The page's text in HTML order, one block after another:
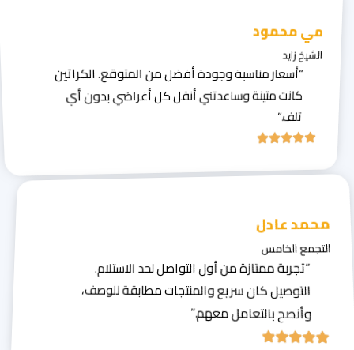
مي محمود
الشيخ زايد
“أسعار مناسبة وجودة أفضل من المتوقع. الكراتين
كانت متينة وساعدتني أنقل كل أغراضي بدون أي
تلف.”
محمد عادل
التجمع الخامس
“تجربة ممتازة من أول التواصل لحد الاستلام.
التوصيل كان سريع والمنتجات مطابقة للوصف،
وأنصح بالتعامل معهم.”